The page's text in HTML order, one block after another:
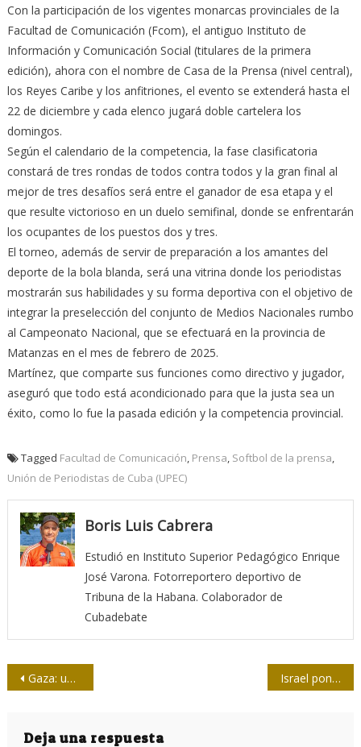
Con la participación de los vigentes monarcas provinciales de la
Facultad de Comunicación (Fcom), el antiguo Instituto de
Información y Comunicación Social (titulares de la primera
edición), ahora con el nombre de Casa de la Prensa (nivel central),
los Reyes Caribe y los anfitriones, el evento se extenderá hasta el
22 de diciembre y cada elenco jugará doble cartelera los
domingos.
Según el calendario de la competencia, la fase clasificatoria
constará de tres rondas de todos contra todos y la gran final al
mejor de tres desafíos será entre el ganador de esa etapa y el
que resulte victorioso en un duelo semifinal, donde se enfrentarán
los ocupantes de los puestos dos y tres.
El torneo, además de servir de preparación a los amantes del
deporte de la bola blanda, será una vitrina donde los periodistas
mostrarán sus habilidades y su forma deportiva con el objetivo de
integrar la preselección del conjunto de Medios Nacionales rumbo
al Campeonato Nacional, que se efectuará en la provincia de
Matanzas en el mes de febrero de 2025.
Martínez, que comparte sus funciones como directivo y jugador,
aseguró que todo está acondicionado para que la justa sea un
éxito, como lo fue la pasada edición y la competencia provincial.
Tagged Facultad de Comunicación Prensa Softbol de la prensa
Unión de Periodistas de Cuba (UPEC)
Boris Luis Cabrera
Estudió en Instituto Superior Pedagógico Enrique
José Varona. Fotorreportero deportivo de
Tribuna de la Habana. Colaborador de
Cubadebate
Navegación
entradas
Gaza: un año de impudicia y varias lecturas Israel pone dianas en el pecho a los periodistas
Deja una respuesta